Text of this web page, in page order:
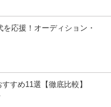
応援！オーディション・
すめ11選【徹底比較】